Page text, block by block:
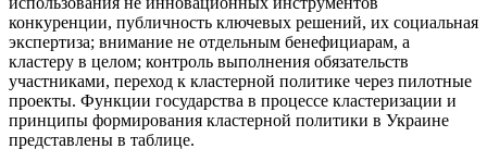
конкуренции, публичность ключевых решений, их социальная
экспертиза; внимание не отдельным бенефициарам, а
кластеру в целом; контроль выполнения обязательств
участниками, переход к кластерной политике через пилотные
проекты. Функции государства в процессе кластеризации и
принципы формирования кластерной политики в Украине
представлены в таблице.